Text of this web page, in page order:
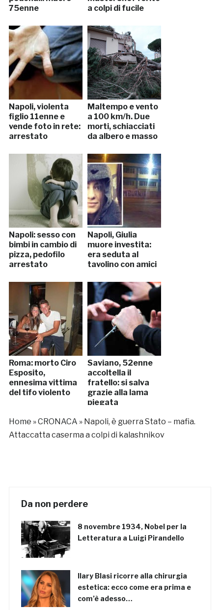
75enne
a colpi di fucile
Napoli, violenta
figlio 11enne e
vende foto in rete:
arrestato
Maltempo e vento
a 100 km/h. Due
morti, schiacciati
da albero e masso
Napoli: sesso con
bimbi in cambio di
pizza, pedofilo
arrestato
Napoli, Giulia
muore investita:
era seduta al
tavolino con amici
Roma: morto Ciro
Esposito,
ennesima vittima
del tifo violento
Saviano, 52enne
accoltella il
fratello: si salva
grazie alla lama
piegata
Home »CRONACA » Napoli, è guerra Stato – mafia.
Attaccatta caserma a colpi di kalashnikov
Da non perdere
8 novembre 1934, Nobel per la
Letteratura a Luigi Pirandello
Ilary Blasi ricorre alla chirurgia
estetica: ecco come era prima e
com’è adesso…